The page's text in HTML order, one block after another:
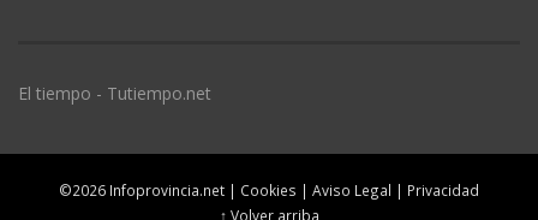
El tiempo - Tutiempo.net
©2026 Infoprovincia.net | Cookies | Aviso Legal | Privacidad
↑ Volver arriba